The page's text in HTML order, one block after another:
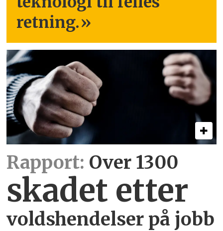
retning.»
Rapport: Over 1300
skadet etter
voldshendelser på jobb